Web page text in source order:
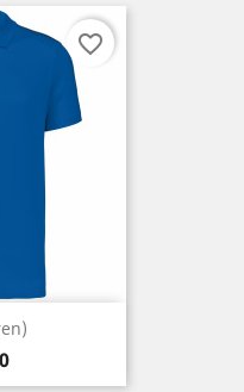
favorite_border